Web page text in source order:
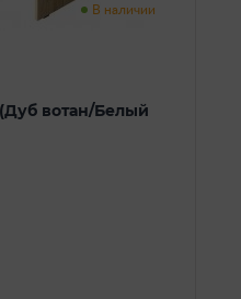
В наличии
вотан/Белый